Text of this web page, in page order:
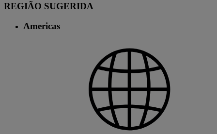
REGIÃO SUGERIDA
Americas